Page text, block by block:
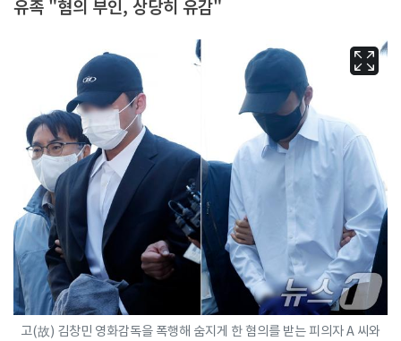
유족 "혐의 부인, 상당히 유감"
고(故) 김창민 영화감독을 폭행해 숨지게 한 혐의를 받는 피의자 A 씨와